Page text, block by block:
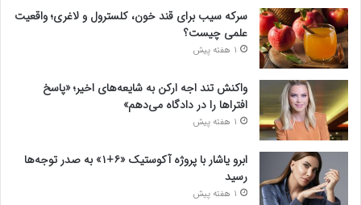
سرکه سیب برای قند خون، کلسترول و لاغری؛ واقعیت
علمی چیست؟
1 هفته پیش
واکنش تند اجه ارکن به شایعه‌های اخیر؛ «پاسخ
افتراها را در دادگاه می‌دهم»
1 هفته پیش
ابرو یاشار با پروژه آکوستیک «۶+۱» به صدر توجه‌ها
رسید
1 هفته پیش